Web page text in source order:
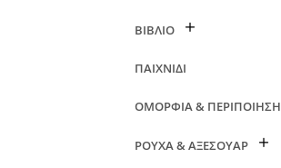
ΒΙΒΛΙΟ
ΠΑΙΧΝΙΔΙ
ΟΜΟΡΦΙΑ & ΠΕΡΙΠΟΙΗΣΗ
ΡΟΥΧΑ & ΑΞΕΣΟΥΑΡ